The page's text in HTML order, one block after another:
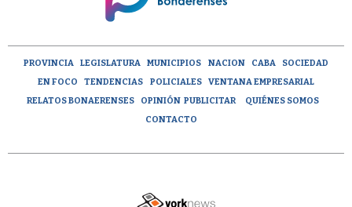
PROVINCIA LEGISLATURA MUNICIPIOS NACION CABA
SOCIEDAD
EN FOCO
TENDENCIAS POLICIALES
VENTANA EMPRESARIAL
RELATOS BONAERENSES
OPINIÓN PUBLICITAR
QUIÉNES SOMOS
CONTACTO